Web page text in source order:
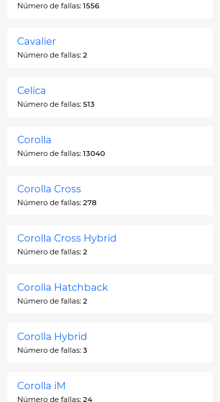
Número de fallas: 1556
Cavalier
Número de fallas: 2
Celica
Número de fallas: 513
Corolla
Número de fallas: 13040
Corolla Cross
Número de fallas: 278
Corolla Cross Hybrid
Número de fallas: 2
Corolla Hatchback
Número de fallas: 2
Corolla Hybrid
Número de fallas: 3
Corolla iM
Número de fallas: 24